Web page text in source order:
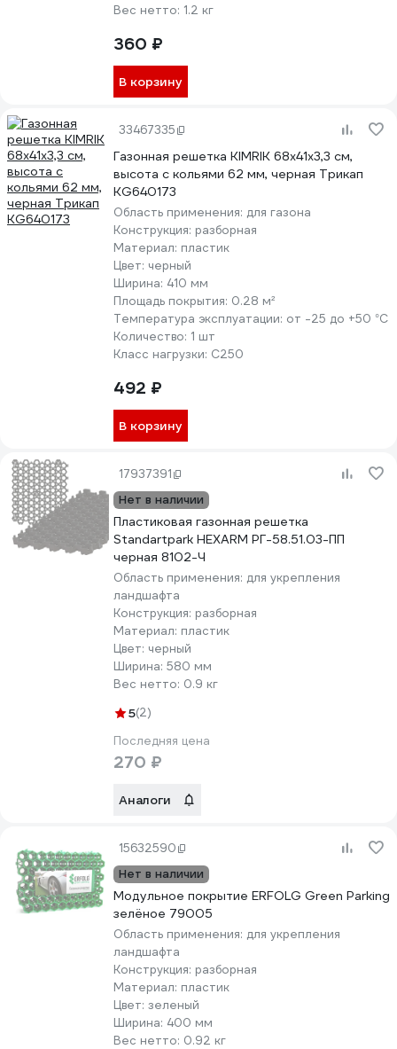
Вес нетто: 1.2 кг
360 ₽
В корзину
33467335
Газонная решетка KIMRIK 68x41x3,3 см,
высота с кольями 62 мм, черная Трикап
KG640173
Область применения: для газона
Конструкция: разборная
Материал: пластик
Цвет: черный
Ширина: 410 мм
Площадь покрытия: 0.28 м²
Температура эксплуатации: от -25 до +50 °С
Количество: 1 шт
Класс нагрузки: С250
492 ₽
В корзину
17937391
Нет в наличии
Пластиковая газонная решетка
Standartpark HEXARM РГ-58.51.03-ПП
черная 8102-Ч
Область применения: для укрепления
ландшафта
Конструкция: разборная
Материал: пластик
Цвет: черный
Ширина: 580 мм
Вес нетто: 0.9 кг
5(2)
Последняя цена
270 ₽
Аналоги
15632590
Нет в наличии
Модульное покрытие ERFOLG Green Parking
зелёное 79005
Область применения: для укрепления
ландшафта
Конструкция: разборная
Материал: пластик
Цвет: зеленый
Ширина: 400 мм
Вес нетто: 0.92 кг